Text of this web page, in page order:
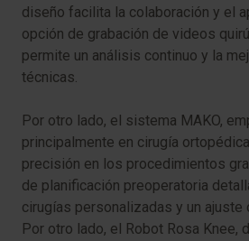
diseño facilita la colaboración y el
opción de grabación de videos
permite un análisis continuo y la
técnicas.
Por otro lado, el sistema MAKO,
principalmente en cirugía
precisión en los procedimientos
de planificación preoperatoria
cirugías personalizadas y un ajuste
Por otro lado, el Robot Rosa Knee,